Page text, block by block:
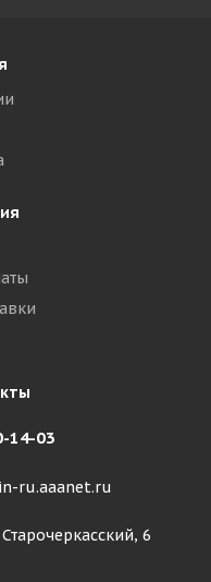
14-03
ru.aaanet.ru
6